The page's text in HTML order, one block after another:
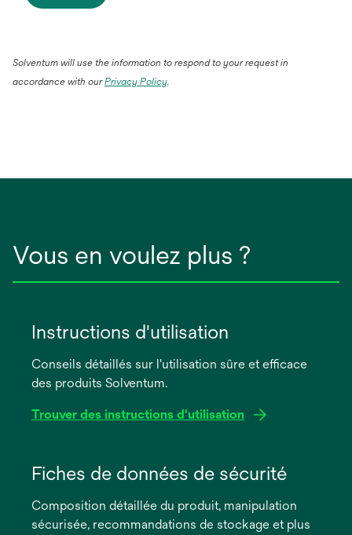
Solventum will use the information to respond to your request in
accordance with ourPrivacy Policy.
Vous en voulez plus ?
Instructions d'utilisation
Conseils détaillés sur l'utilisation sûre et efficace
des produits Solventum.
Trouver des instructions d'utilisation
dans
nouvel
onglet
Fiches de données de sécurité
Composition détaillée du produit, manipulation
sécurisée, recommandations de stockage et plus